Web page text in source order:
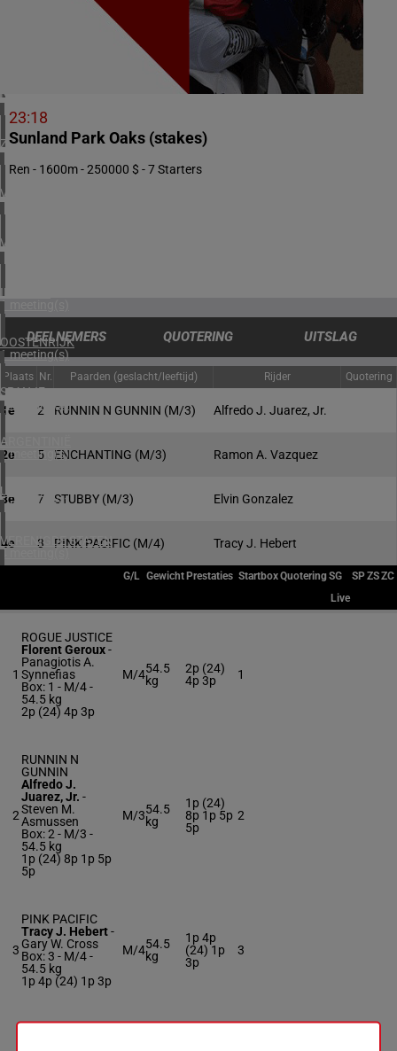
NOORWEGEN
1 meeting(s)
ZUID-AFRIKA
1 meeting(s)
VERENIGDE ARABISCHE EMIRATEN
1 meeting(s)
VERENIGD KONINKRIJK
2 meeting(s)
IERLAND
1 meeting(s)
OOSTENRIJK
1 meeting(s)
SPANJE
1 meeting(s)
ARGENTINIË
1 meeting(s)
URUGUAY
1 meeting(s)
VERENIGDE STATEN
4 meeting(s)
23:18
Sunland Park Oaks (stakes)
Ren - 1600m - 250000 $ - 7 Starters
DEELNEMERS QUOTERING UITSLAG
Plaats Nr. Paarden (geslacht/leeftijd) Rijder Quotering
1e 2 RUNNIN N GUNNIN (M/3) Alfredo J. Juarez, Jr.
2e 5 ENCHANTING (M/3) Ramon A. Vazquez
3e 7 STUBBY (M/3) Elvin Gonzalez
4e 3 PINK PACIFIC (M/4) Tracy J. Hebert
G/L Gewicht Prestaties StartboxQuoteringSG SPZSZC
Live
1
ROGUE JUSTICE
Florent Geroux-
Panagiotis A.
Synnefias
Box: 1 - M/4 -
54.5 kg
2p (24) 4p 3p
M/454.5
kg
2p (24)
4p 3p
1
2
RUNNIN N
GUNNIN
Alfredo J.
Juarez, Jr. -
Steven M.
Asmussen
Box: 2 - M/3 -
54.5 kg
1p (24) 8p 1p 5p
5p
M/354.5
kg
1p (24)
8p 1p 5p
5p
2
3
PINK PACIFIC
Tracy J. Hebert-
Gary W. Cross
Box: 3 - M/4 -
54.5 kg
1p 4p (24) 1p 3p
M/454.5
kg
1p 4p
(24) 1p
3p
3